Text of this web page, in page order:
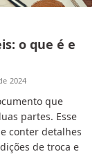
o que é e
2024
que
partes. Esse
conter detalhes
de troca e